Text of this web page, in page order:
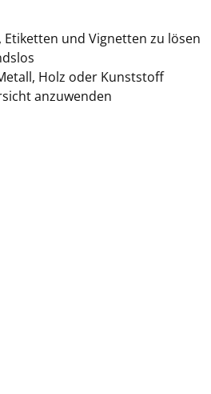
und Vignetten zu lösen
Holz oder Kunststoff
anzuwenden